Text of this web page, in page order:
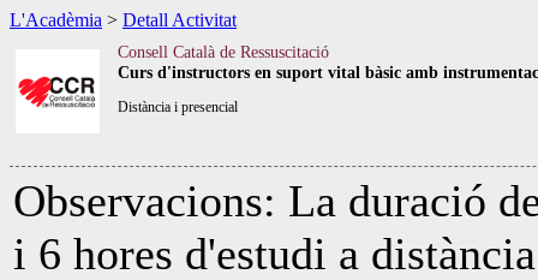
L'Acadèmia > Detall Activitat
Consell Català de Ressuscitació
Curs d'instructors en suport vital bàsic amb
Distància i presencial
Observacions: La duració
i 6 hores d'estudi a